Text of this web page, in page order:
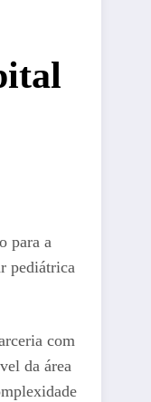
para a
pediátrica
com
da área